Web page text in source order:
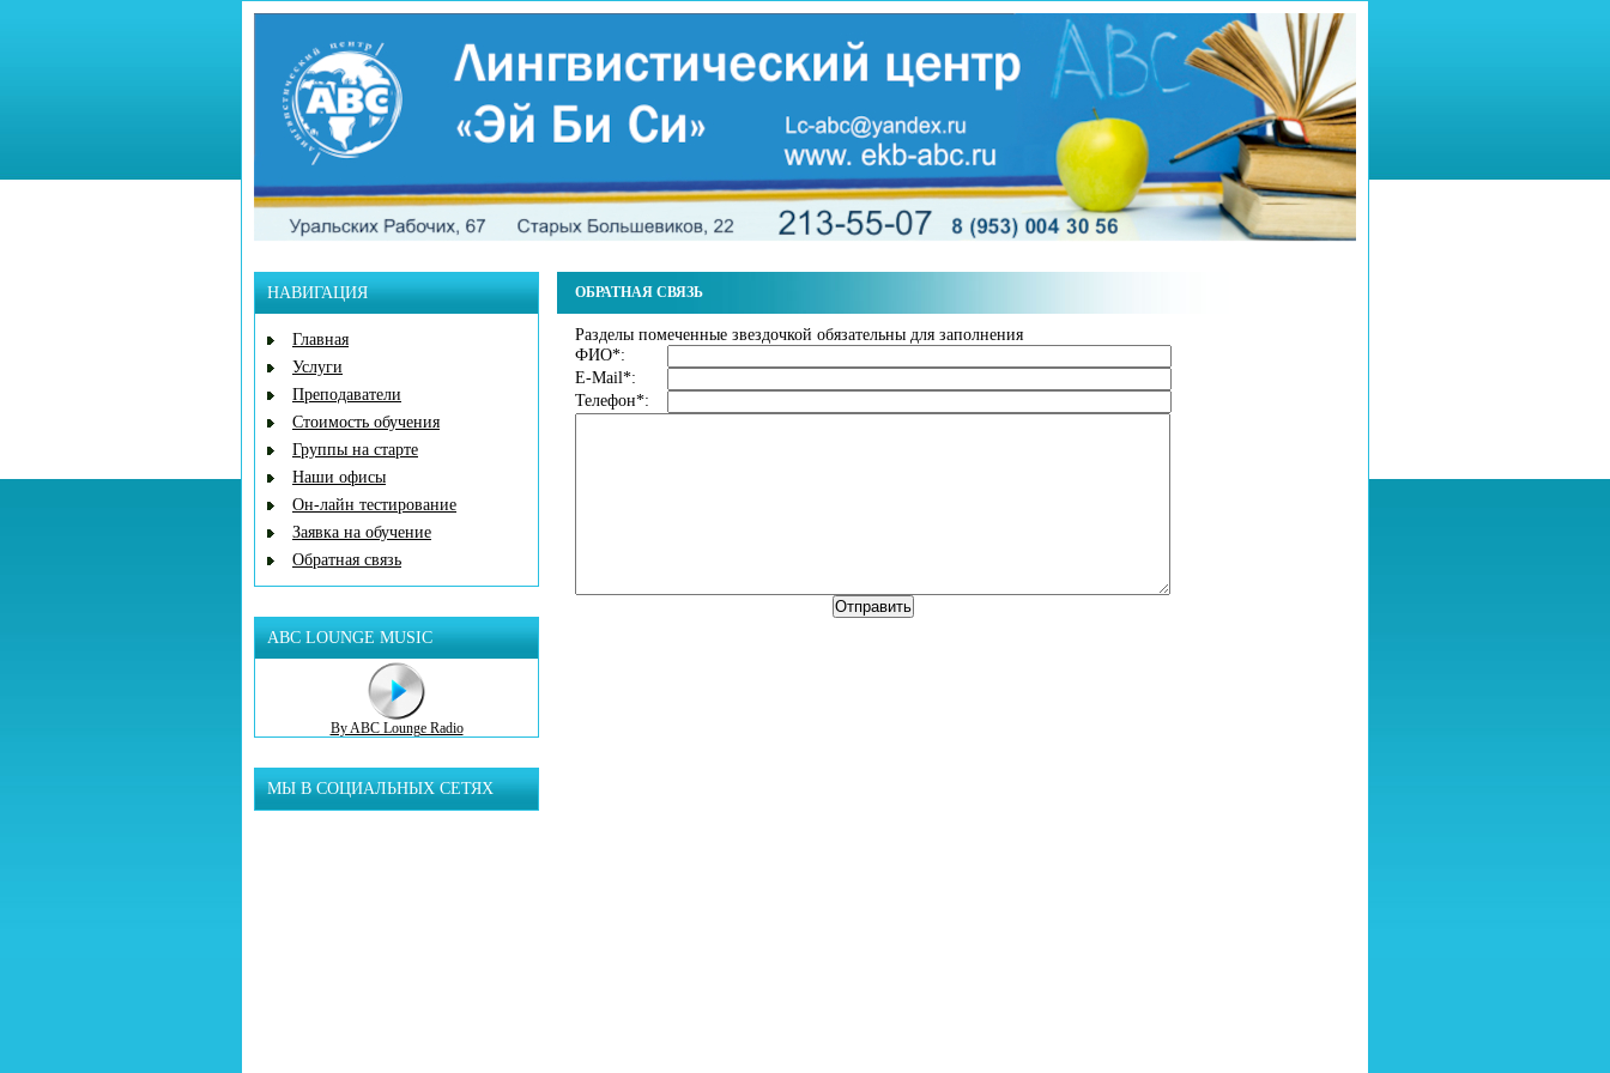
НАВИГАЦИЯ
Главная
Услуги
Преподаватели
Стоимость обучения
Группы на старте
Наши офисы
Он-лайн тестирование
Заявка на обучение
Обратная связь
ABC LOUNGE MUSIC
By ABC Lounge Radio
МЫ В СОЦИАЛЬНЫХ СЕТЯХ
ОБРАТНАЯ СВЯЗЬ
Разделы помеченные звездочкой обязательны для заполнения
ФИО*:
E-Mail*:
Телефон*: